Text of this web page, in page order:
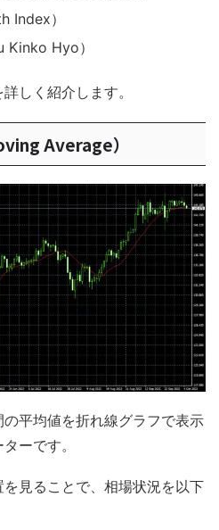
Index）
Kinko Hyo）
しく紹介します。
Average）
平均値を折れ線グラフで表示
ーです。
見ることで、相場状況を以下